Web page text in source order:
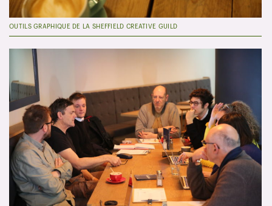
OUTILS GRAPHIQUE DE LA SHEFFIELD CREATIVE GUILD